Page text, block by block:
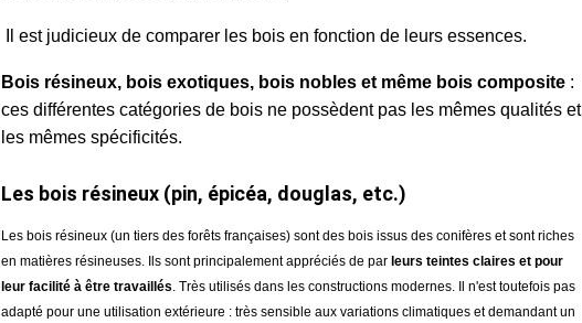
Il est judicieux de comparer les bois en fonction de leurs essences.
Bois résineux, bois exotiques, bois nobles et même bois composite :
ces différentes catégories de bois ne possèdent pas les mêmes qualités et
les mêmes spécificités.
Les bois résineux (pin, épicéa, douglas, etc.)
Les bois résineux (un tiers des forêts françaises) sont des bois issus des conifères et sont riches
en matières résineuses. Ils sont principalement appréciés de par leurs teintes claires et pour
leur facilité à être travaillés. Très utilisés dans les constructions modernes. Il n'est toutefois pas
adapté pour une utilisation extérieure : très sensible aux variations climatiques et demandant un